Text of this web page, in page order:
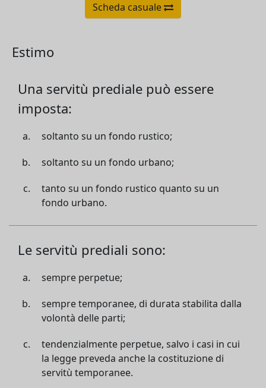
Scheda casuale
Estimo
Una servitù prediale può essere
imposta:
soltanto su un fondo rustico;
soltanto su un fondo urbano;
tanto su un fondo rustico quanto su un
fondo urbano.
Le servitù prediali sono:
sempre perpetue;
sempre temporanee, di durata stabilita dalla
volontà delle parti;
tendenzialmente perpetue, salvo i casi in cui
la legge preveda anche la costituzione di
servitù temporanee.